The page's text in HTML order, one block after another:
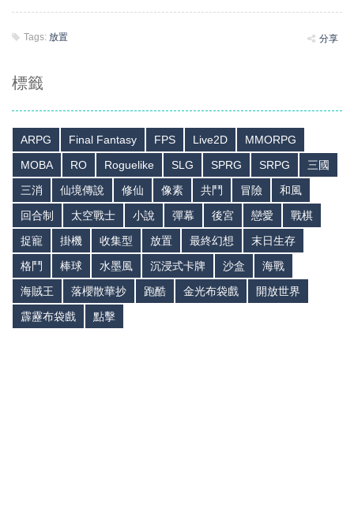
Tags: 放置 分享
標籤
ARPG Final Fantasy FPS Live2D
MMORPG
MOBA
RO Roguelike SLG SPRG SRPG
三國
三消
仙境傳說 修仙 像素 共鬥 冒險
和風
回合制
太空戰士 小說 彈幕 後宮 戀愛
戰棋
捉寵
掛機 收集型 放置 最終幻想
末日生存
格鬥
棒球 水墨風 沉浸式卡牌 沙盒
海戰
海賊王
落櫻散華抄 跑酷 金光布袋戲
開放世界
霹靂布袋戲
點擊